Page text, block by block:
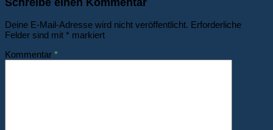
Deine E-Mail-Adresse wird nicht veröffentlicht. Erforderliche
Felder sind mit * markiert
Kommentar *